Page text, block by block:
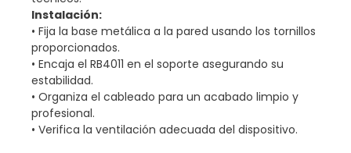
Instalación:
• Fija la base metálica a la pared usando los tornillos
proporcionados.
• Encaja el RB4011 en el soporte asegurando su
estabilidad.
• Organiza el cableado para un acabado limpio y
profesional.
• Verifica la ventilación adecuada del dispositivo.